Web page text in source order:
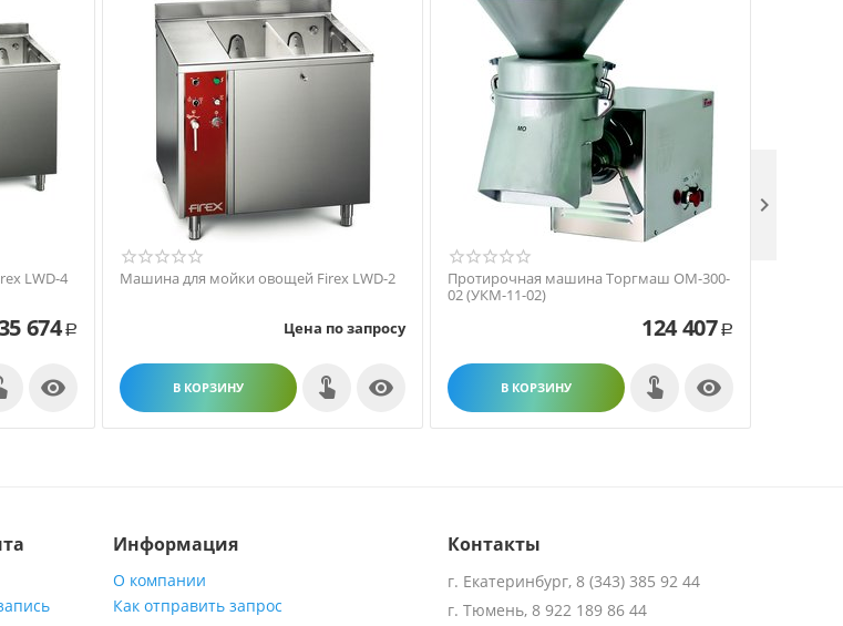
LWD-4
674 Р

Машина для мойки овощей Firex LWD-2
Цена по запросу
В КОРЗИНУ 
Протирочная машина Торгмаш ОМ-300-
02 (УКМ-11-02)
124 407 Р
В КОРЗИНУ 

Информация
О компании
Как отправить запрос
Контакты
г. Екатеринбург, 8 (343) 385 92 44
г. Тюмень, 8 922 189 86 44